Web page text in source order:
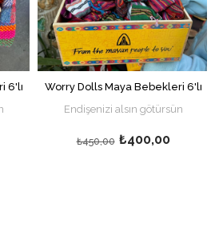
6'lı
Worry Dolls Maya Bebekleri 6'lı
Endişenizi alsın götürsün
₺400,00
₺450,00